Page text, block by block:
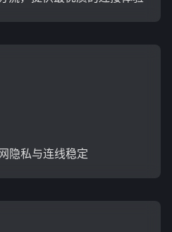
隐私与连线稳定